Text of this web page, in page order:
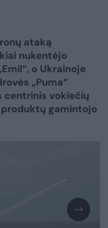
ataką
nukentėjo
o Ukrainoje
„Puma“
centrinis vokiečių
gamintojo